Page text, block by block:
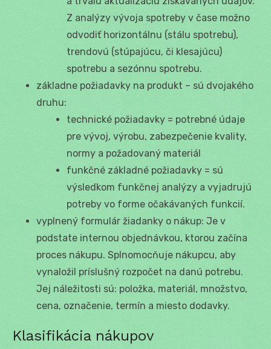
Z analýzy vývoja spotreby v čase možno
odvodiť horizontálnu (stálu spotrebu),
trendovú (stúpajúcu, či klesajúcu)
spotrebu a sezónnu spotrebu.
základne požiadavky na produkt – sú dvojakého
druhu:
technické požiadavky = potrebné údaje
pre vývoj, výrobu, zabezpečenie kvality,
normy a požadovaný materiál
funkčné základné požiadavky = sú
výsledkom funkčnej analýzy a vyjadrujú
potreby vo forme očakávaných funkcií.
vyplnený formulár žiadanky o nákup: Je v
podstate internou objednávkou, ktorou začína
proces nákupu. Splnomocňuje nákupcu, aby
vynaložil príslušný rozpočet na danú potrebu.
Jej náležitosti sú: položka, materiál, množstvo,
cena, označenie, termín a miesto dodavky.
Klasifikácia nákupov